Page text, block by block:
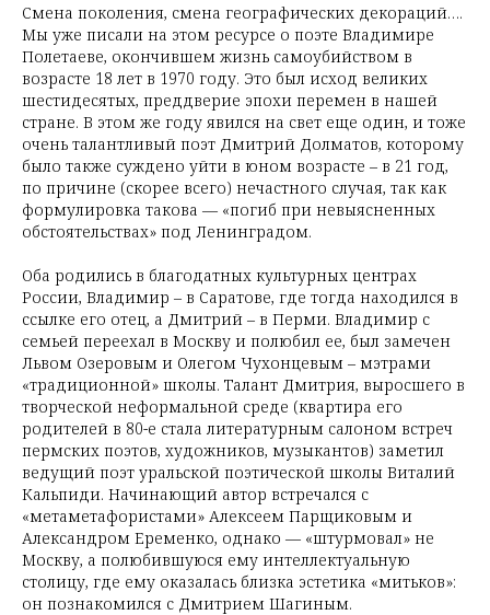
Смена поколения, смена географических декораций….
Мы уже писали на этом ресурсе о поэте Владимире
Полетаеве, окончившем жизнь самоубийством в
возрасте 18 лет в 1970 году. Это был исход великих
шестидесятых, преддверие эпохи перемен в нашей
стране. В этом же году явился на свет еще один, и тоже
очень талантливый поэт Дмитрий Долматов, которому
было также суждено уйти в юном возрасте – в 21 год,
по причине (скорее всего) нечастного случая, так как
формулировка такова — «погиб при невыясненных
обстоятельствах» под Ленинградом.
Оба родились в благодатных культурных центрах
России, Владимир – в Саратове, где тогда находился в
ссылке его отец, а Дмитрий – в Перми. Владимир с
семьей переехал в Москву и полюбил ее, был замечен
Львом Озеровым и Олегом Чухонцевым – мэтрами
«традиционной» школы. Талант Дмитрия, выросшего в
творческой неформальной среде (квартира его
родителей в 80-е стала литературным салоном встреч
пермских поэтов, художников, музыкантов) заметил
ведущий поэт уральской поэтической школы Виталий
Кальпиди. Начинающий автор встречался с
«метаметафористами» Алексеем Парщиковым и
Александром Еременко, однако — «штурмовал» не
Москву, а полюбившуюся ему интеллектуальную
столицу, где ему оказалась близка эстетика «митьков»:
он познакомился с Дмитрием Шагиным.